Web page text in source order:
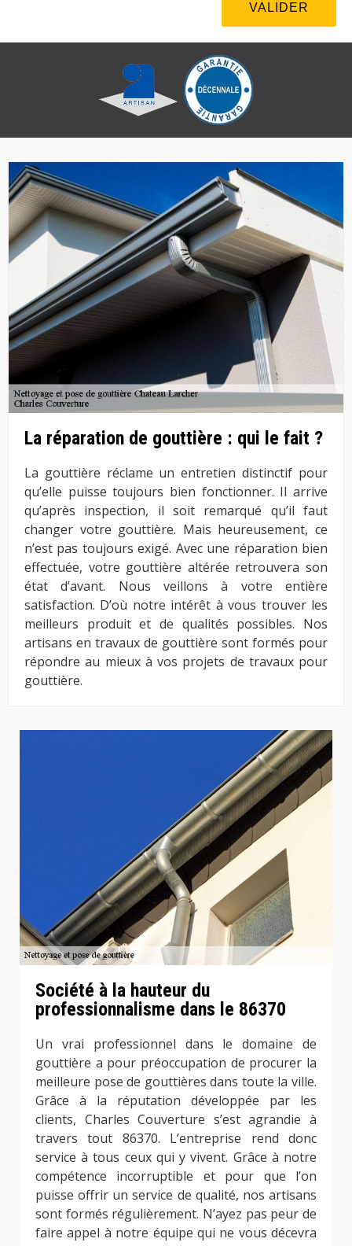
La réparation de gouttière : qui le fait ?
La gouttière réclame un entretien distinctif pour
qu’elle puisse toujours bien fonctionner. Il arrive
qu’après inspection, il soit remarqué qu’il faut
changer votre gouttière. Mais heureusement, ce
n’est pas toujours exigé. Avec une réparation bien
effectuée, votre gouttière altérée retrouvera son
état d’avant. Nous veillons à votre entière
satisfaction. D’où notre intérêt à vous trouver les
meilleurs produit et de qualités possibles. Nos
artisans en travaux de gouttière sont formés pour
répondre au mieux à vos projets de travaux pour
gouttière.
Société à la hauteur du
professionnalisme dans le 86370
Un vrai professionnel dans le domaine de
gouttière a pour préoccupation de procurer la
meilleure pose de gouttières dans toute la ville.
Grâce à la réputation développée par les
clients, Charles Couverture s’est agrandie à
travers tout 86370. L’entreprise rend donc
service à tous ceux qui y vivent. Grâce à notre
compétence incorruptible et pour que l’on
puisse offrir un service de qualité, nos artisans
sont formés régulièrement. N’ayez pas peur de
faire appel à notre équipe qui ne vous décevra